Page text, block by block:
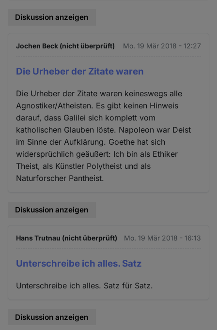
Diskussion anzeigen
Jochen Beck (nicht überprüft) Mo. 19 Mär 2018 - 12:27
Die Urheber der Zitate waren
Die Urheber der Zitate waren keineswegs alle
Agnostiker/Atheisten. Es gibt keinen Hinweis
darauf, dass Galilei sich komplett vom
katholischen Glauben löste. Napoleon war Deist
im Sinne der Aufklärung. Goethe hat sich
widersprüchlich geäußert: Ich bin als Ethiker
Theist, als Künstler Polytheist und als
Naturforscher Pantheist.
Diskussion anzeigen
Hans Trutnau (nicht überprüft) Mo. 19 Mär 2018 - 16:13
Unterschreibe ich alles. Satz
Unterschreibe ich alles. Satz für Satz.
Diskussion anzeigen